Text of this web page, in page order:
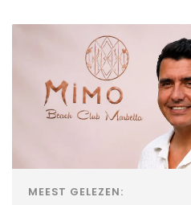
MEEST GELEZEN: